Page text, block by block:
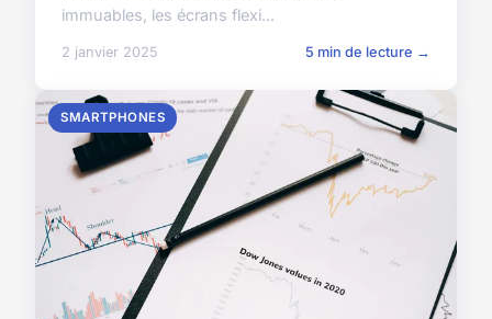
immuables, les écrans flexi...
2 janvier 2025 5 min de lecture →
SMARTPHONES